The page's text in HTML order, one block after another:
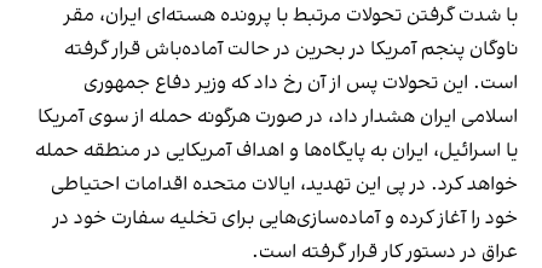
با شدت گرفتن تحولات مرتبط با پرونده هسته‌ای ایران، مقر
ناوگان پنجم آمریکا در بحرین در حالت آماده‌باش قرار گرفته
است. این تحولات پس از آن رخ داد که وزیر دفاع جمهوری
اسلامی ایران هشدار داد، در صورت هرگونه حمله از سوی آمریکا
یا اسرائیل، ایران به پایگاه‌ها و اهداف آمریکایی در منطقه حمله
خواهد کرد. در پی این تهدید، ایالات متحده اقدامات احتیاطی
خود را آغاز کرده و آماده‌سازی‌هایی برای تخلیه سفارت خود در
عراق در دستور کار قرار گرفته است.